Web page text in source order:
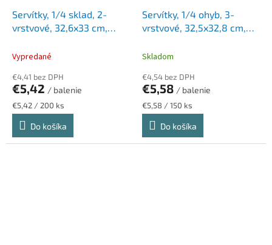
Servítky, 1/4 sklad, 2-
vrstvové, 32,6x33 cm,
žltá
Vypredané
€4,41 bez DPH
€5,42 / balenie
Jednotková
cena:
€5,42 / 200 ks
Do košíka
Servítky, 1/4 ohyb, 3-
vrstvové, 32,5x32,8 cm,
Lunch", biela
Skladom
€4,54 bez DPH
€5,58 / balenie
Jednotková
cena:
€5,58 / 150 ks
Do košíka